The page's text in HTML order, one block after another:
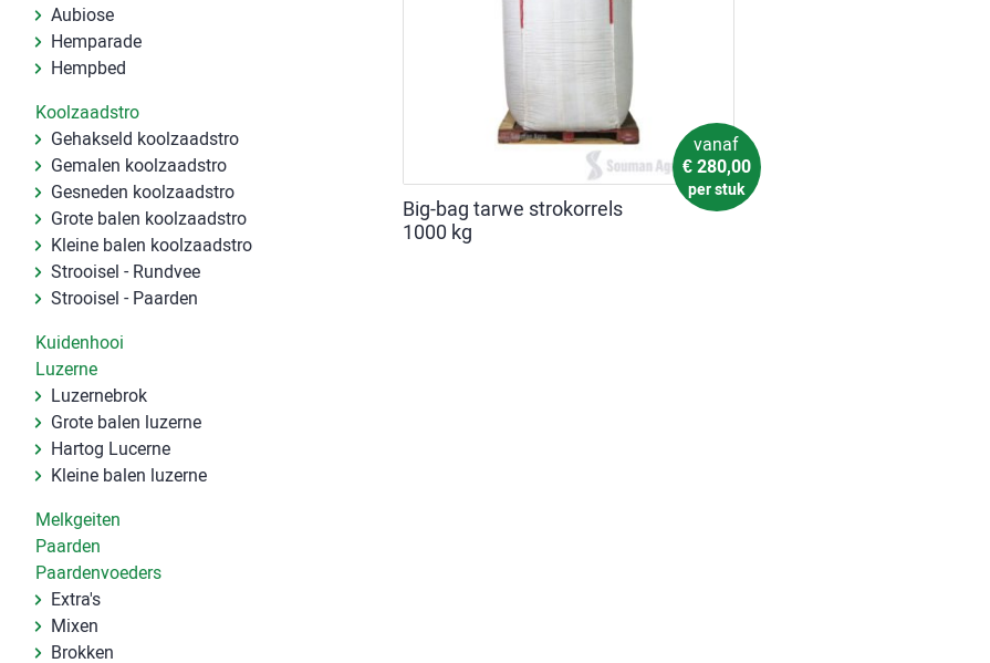
vanaf
€ 280,00
per stuk
Big-bag tarwe strokorrels
1000 kg
Aubiose
Hemparade
Hempbed
Koolzaadstro
Gehakseld koolzaadstro
Gemalen koolzaadstro
Gesneden koolzaadstro
Grote balen koolzaadstro
Kleine balen koolzaadstro
Strooisel - Rundvee
Strooisel - Paarden
Kuidenhooi
Luzerne
Luzernebrok
Grote balen luzerne
Hartog Lucerne
Kleine balen luzerne
Melkgeiten
Paarden
Paardenvoeders
Extra's
Mixen
Brokken